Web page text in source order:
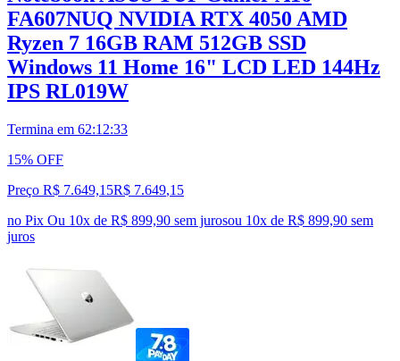
FA607NUQ NVIDIA RTX 4050 AMD
Ryzen 7 16GB RAM 512GB SSD
Windows 11 Home 16" LCD LED 144Hz
IPS RL019W
Termina em 62:12:32
15% OFF
Preço R$ 7.649,15R$ 7.649,15
no Pix Ou 10x de R$ 899,90 sem jurosou 10x de R$ 899,90 sem
juros